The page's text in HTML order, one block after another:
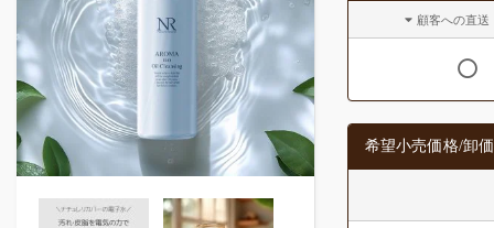
顧客への直送
希望小売価格/卸